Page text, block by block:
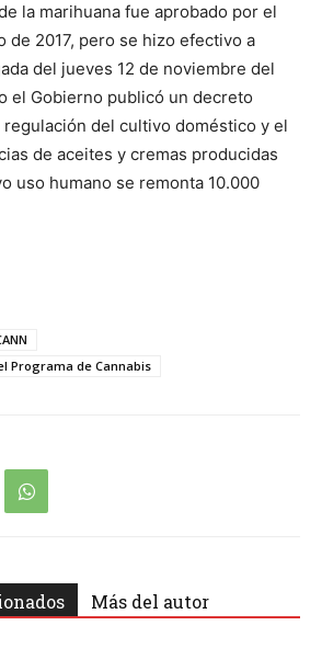
la marihuana fue aprobado por el
de 2017, pero se hizo efectivo a
del jueves 12 de noviembre del
el Gobierno publicó un decreto
del cultivo doméstico y el
de aceites y cremas producidas
uso humano se remonta 10.000
Programa de Cannabis
Más del autor